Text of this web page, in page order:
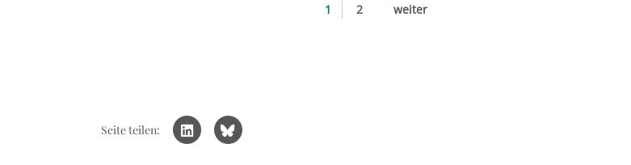
1 2 weiter
Seite teilen: